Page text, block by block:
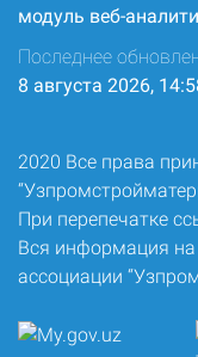
модуль веб-
Последнее
8 августа 2026,
2020 Все права
При перепечатке
Вся информация на
ассоциации